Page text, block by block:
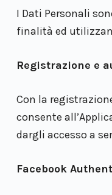
I Dati Personali
finalità ed
Registrazione e
Con la
consente
dargli accesso a
Facebook